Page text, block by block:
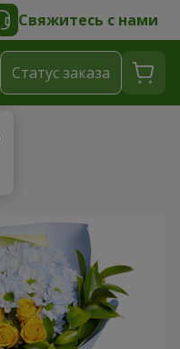
Свяжитесь с нами
Cтатус заказа